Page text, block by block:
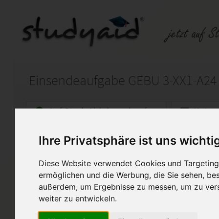
Ihre Privatsphäre ist uns
Diese Website verwendet Cookies und
ermöglichen und die Werbung, die Sie sehen,
außerdem, um Ergebnisse zu messen, um zu
weiter zu entwickeln.
Einsendeaufgabe GEBU 3-XX1-
Auf StudyAid.de verkaufen
Startseite Sonstiges
Das System der doppelten
Hallo, ihr fleißigen Mitstreiter,
ich biete hier die Lösungen